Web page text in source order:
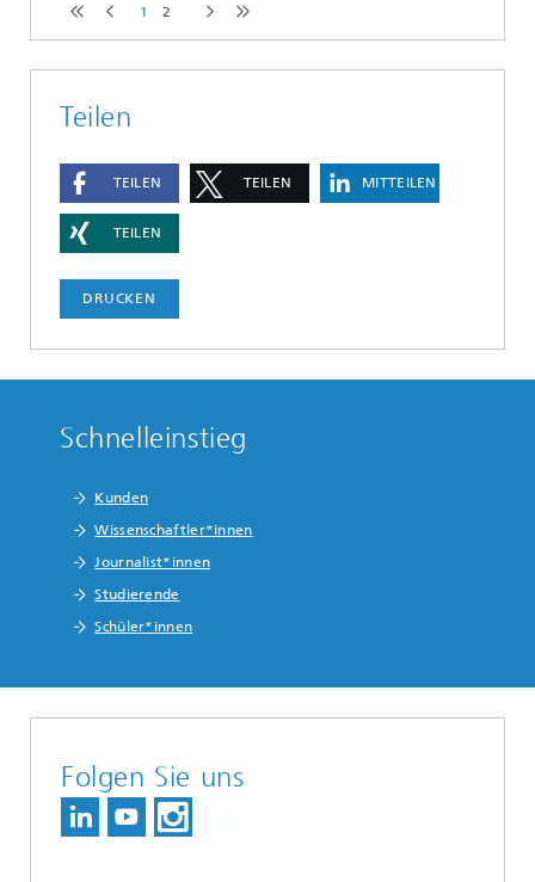
1 2
Teilen
TEILEN TEILEN MITTEILEN
TEILEN
DRUCKEN
Schnelleinstieg
Kunden
Wissenschaftler*innen
Journalist*innen
Studierende
Schüler*innen
Folgen Sie uns